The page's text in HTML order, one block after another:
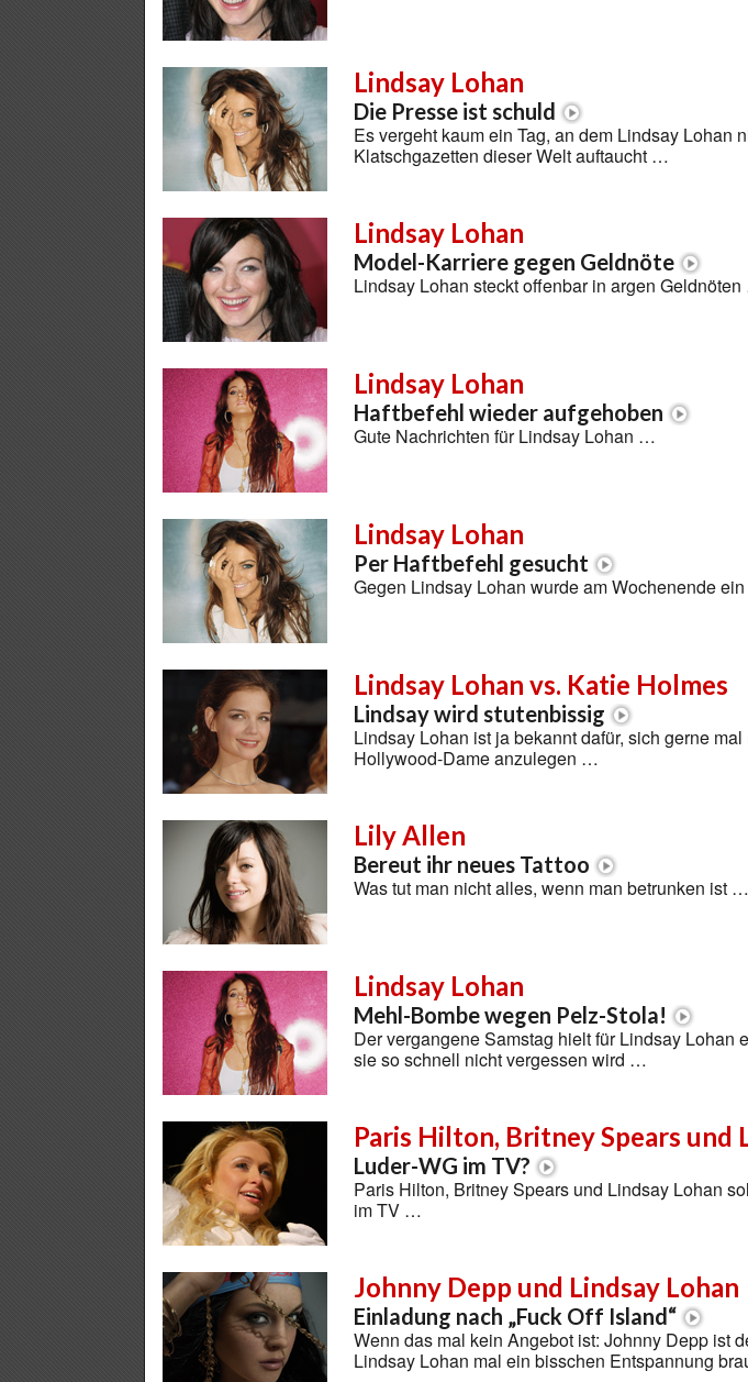
Lindsay Lohan
Die Presse ist schuld
Es vergeht kaum ein Tag, an dem Lindsay Lohan
Klatschgazetten dieser Welt auftaucht …
Lindsay Lohan
Model-Karriere gegen Geldnöte
Lindsay Lohan steckt offenbar in argen
Lindsay Lohan
Haftbefehl wieder aufgehoben
Gute Nachrichten für Lindsay Lohan …
Lindsay Lohan
Per Haftbefehl gesucht
Gegen Lindsay Lohan wurde am Wochenende
Lindsay Lohan vs. Katie Holmes
Lindsay wird stutenbissig
Lindsay Lohan ist ja bekannt dafür, sich gerne
Hollywood-Dame anzulegen …
Lily Allen
Bereut ihr neues Tattoo
Was tut man nicht alles, wenn man betrunken ist …
Lindsay Lohan
Mehl-Bombe wegen Pelz-Stola!
Der vergangene Samstag hielt für Lindsay Lohan
sie so schnell nicht vergessen wird …
Paris Hilton, Britney Spears und
Luder-WG im TV?
Paris Hilton, Britney Spears und Lindsay Lohan
im TV …
Johnny Depp und Lindsay Lohan
Einladung nach „Fuck Off Island“
Wenn das mal kein Angebot ist: Johnny Depp ist
Lindsay Lohan mal ein bisschen Entspannung